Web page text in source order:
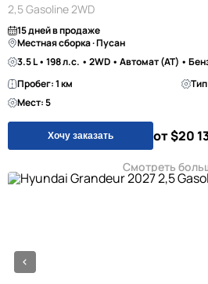
2,5 Gasoline 2WD
15 дней в продаже
Местная сборка · Пусан
3.5 L • 198 л.с. • 2WD • Автомат (AT) •
Пробег: 1 км
Мест: 5
Хочу заказать от $20
Смотреть